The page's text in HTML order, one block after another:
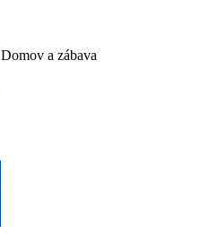
Domov a zábava